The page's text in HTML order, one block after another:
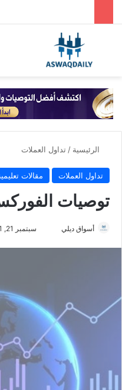
بحث عن
الرئيسية / تداول العملات
تداول العملات مقالات
توصيات
أسواق ديلي سبتمبر 21, 2021